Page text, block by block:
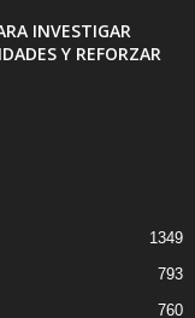
INVESTIGAR
Y REFORZAR
1349
793
760